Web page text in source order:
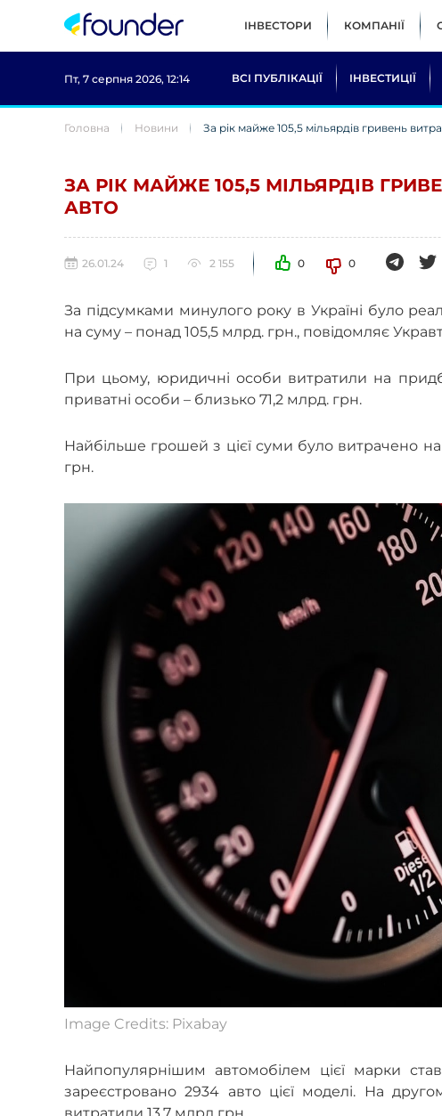
ІНВЕСТОРИ КОМПАНІЇ
Пт, 7 серпня 2026, 12:14 ВСІ ПУБЛІКАЦІЇ ІНВЕСТИЦІЇ
Головна Новини За рік майже 105,5 мільярдів гривень
ЗА РІК МАЙЖЕ 105,5 МІЛЬЯРДІВ
АВТО
26.01.24 1 2 155 0 0
За підсумками минулого року в Україні було
на суму – понад 105,5 млрд. грн., повідомляє
При цьому, юридичні особи витратили на
приватні особи – близько 71,2 млрд. грн.
Найбільше грошей з цієї суми було витрачено
грн.
Image Credits: Pixabay
Найпопулярнішим автомобілем цієї марки
зареєстровано 2934 авто цієї моделі. На